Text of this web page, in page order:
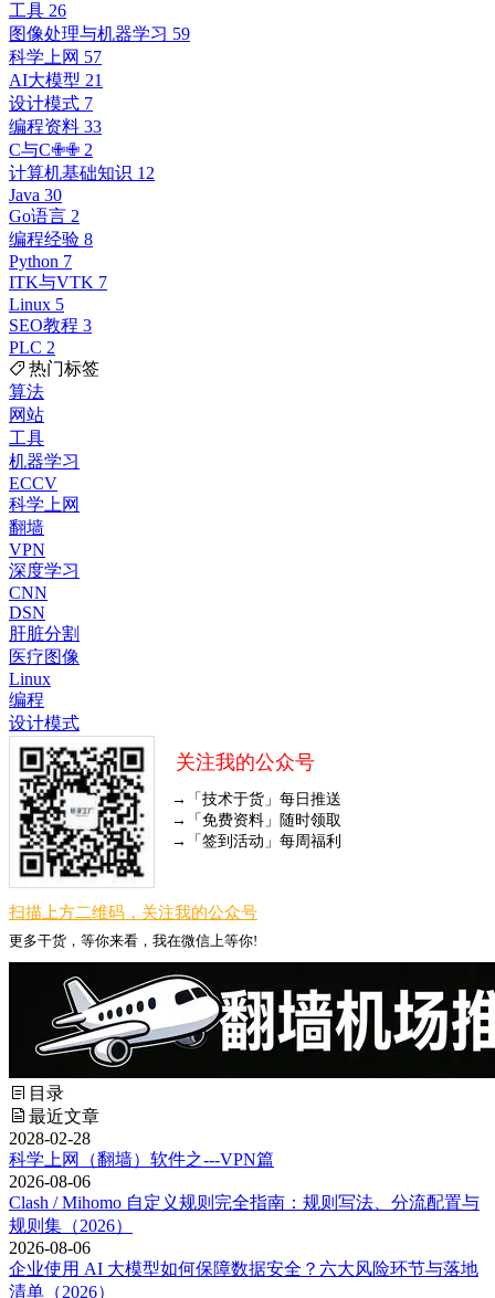
工具 26
图像处理与机器学习 59
科学上网 57
AI大模型 21
设计模式 7
编程资料 33
C与C✙✙ 2
计算机基础知识 12
Java 30
Go语言 2
编程经验 8
Python 7
ITK与VTK 7
Linux 5
SEO教程 3
PLC 2
热门标签
算法
网站
工具
机器学习
ECCV
科学上网
翻墙
VPN
深度学习
CNN
DSN
肝脏分割
医疗图像
Linux
编程
设计模式
关注我的公众号
→「技术于货」每日推送
→「免费资料」随时领取
→「签到活动」每周福利
扫描上方二维码，关注我的公众号
更多干货，等你来看，我在微信上等你!
目录
最近文章
2028-02-28
科学上网（翻墙）软件之---VPN篇
2026-08-06
Clash / Mihomo 自定义规则完全指南：规则写法、分流配置与
规则集（2026）
2026-08-06
企业使用 AI 大模型如何保障数据安全？六大风险环节与落地
清单（2026）